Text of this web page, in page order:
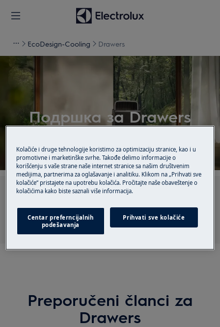
EcoDesign-Cooling Drawers
Подршка за Drawers
Претражите наше чланке за подршку
Preporučeni članci za
Drawers
Kolačiće i druge tehnologije koristimo za optimizaciju stranice, kao i u
promotivne i marketinške svrhe. Takođe delimo informacije o
korišćenju s vaše strane naše internet stranice sa našim društvenim
medijima, partnerima za oglašavanje i analitiku. Klikom na „Prihvati sve
kolačiće“ pristajete na upotrebu kolačića. Pročitajte naše obaveštenje o
kolačićima kako biste saznali više informacija.
Centar preferncijalnih
podešavanja
Prihvati sve kolačiće